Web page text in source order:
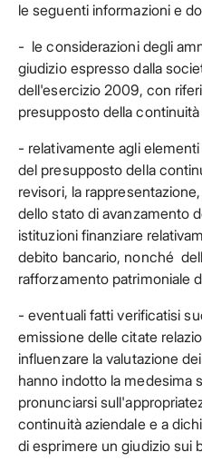
le seguenti informazioni e
- le considerazioni degli
giudizio espresso dalla
dell'esercizio 2009, con
presupposto della continuità
- relativamente agli
del presupposto della
revisori, la
dello stato di avanzamento
istituzioni finanziare
debito bancario, nonché
rafforzamento patrimoniale
- eventuali fatti verificatisi
emissione delle citate
influenzare la valutazione
hanno indotto la medesima
pronunciarsi
continuità aziendale e a
di esprimere un giudizio sui